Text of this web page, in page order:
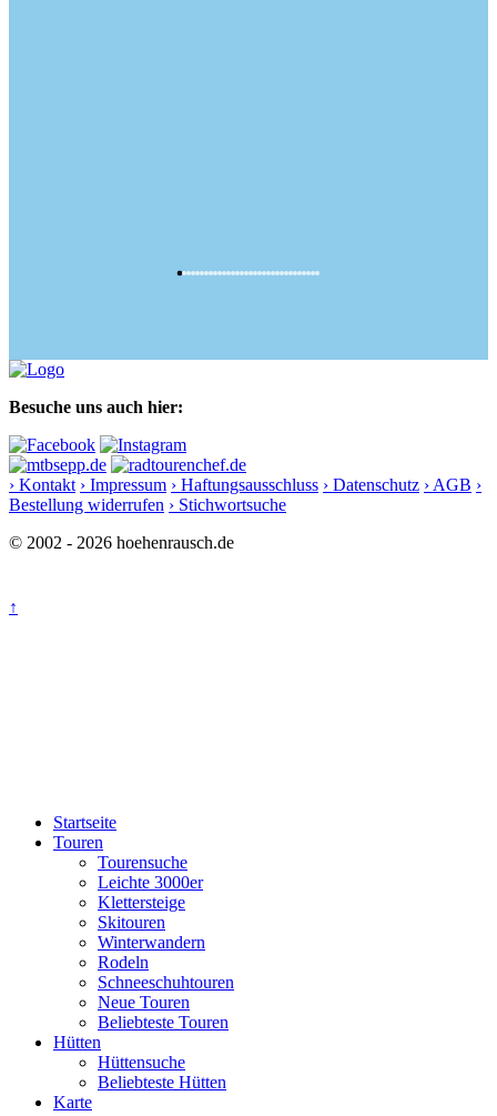
Besuche uns auch hier:
› Kontakt › Impressum › Haftungsausschluss › Datenschutz › AGB ›
Bestellung widerrufen › Stichwortsuche
© 2002 - 2026 hoehenrausch.de
↑
Startseite
Touren
Tourensuche
Leichte 3000er
Klettersteige
Skitouren
Winterwandern
Rodeln
Schneeschuhtouren
Neue Touren
Beliebteste Touren
Hütten
Hüttensuche
Beliebteste Hütten
Karte